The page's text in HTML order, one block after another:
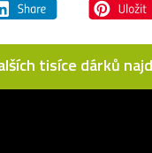
tisíce dárků